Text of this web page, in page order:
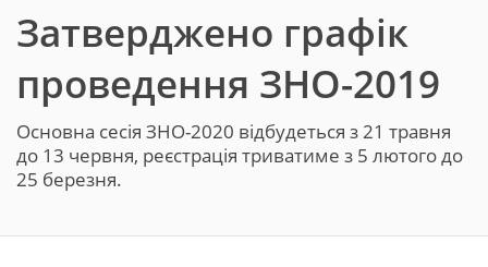
Затверджено графік
проведення ЗНО-2019
Основна сесія ЗНО-2020 відбудеться з 21 травня
до 13 червня, реєстрація триватиме з 5 лютого до
25 березня.